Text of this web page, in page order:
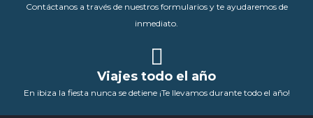
Contáctanos a través de nuestros formularios y te ayudaremos de
inmediato.
Viajes todo el año
En ibiza la fiesta nunca se detiene ¡Te llevamos durante todo el año!